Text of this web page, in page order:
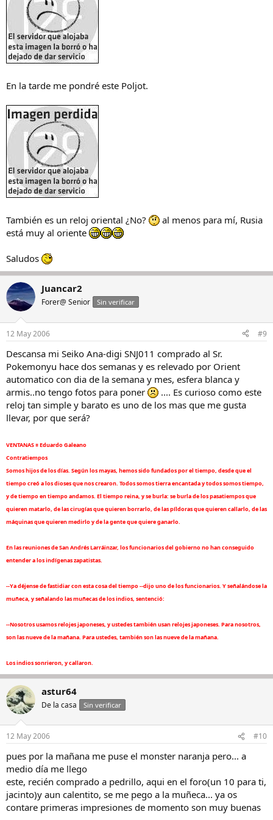
En la tarde me pondré este Poljot.
También es un reloj oriental ¿No?
al menos para mí, Rusia
está muy al oriente
Saludos
Juancar2
Forer@ Senior Sin verificar
12 May 2006 #9
Descansa mi Seiko Ana-digi SNJ011 comprado al Sr.
Pokemonyu hace dos semanas y es relevado por Orient
automatico con dia de la semana y mes, esfera blanca y
armis..no tengo fotos para poner
.... Es curioso como este
reloj tan simple y barato es uno de los mas que me gusta
llevar, por que será?
VENTANAS ¤ Eduardo Galeano
Contratiempos
Somos hijos de los días. Según los mayas, hemos sido fundados por el tiempo, desde que el
tiempo creó a los dioses que nos crearon. Todos somos tierra encantada y todos somos tiempo,
y de tiempo en tiempo andamos. El tiempo reina, y se burla: se burla de los pasatiempos que
quieren matarlo, de las cirugías que quieren borrarlo, de las píldoras que quieren callarlo, de las
máquinas que quieren medirlo y de la gente que quiere ganarlo.
En las reuniones de San Andrés Larráinzar, los funcionarios del gobierno no han conseguido
entender a los indígenas zapatistas.
--Ya déjense de fastidiar con esta cosa del tiempo --dijo uno de los funcionarios. Y señalándose la
muñeca, y señalando las muñecas de los indios, sentenció:
--Nosotros usamos relojes japoneses, y ustedes también usan relojes japoneses. Para nosotros,
son las nueve de la mañana. Para ustedes, también son las nueve de la mañana.
Los indios sonrieron, y callaron.
astur64
De la casa Sin verificar
12 May 2006 #10
pues por la mañana me puse el monster naranja pero... a
medio día me llego
este, recién comprado a pedrillo, aqui en el foro(un 10 para ti,
jacinto)y aun calentito, se me pego a la muñeca... ya os
contare primeras impresiones de momento son muy buenas